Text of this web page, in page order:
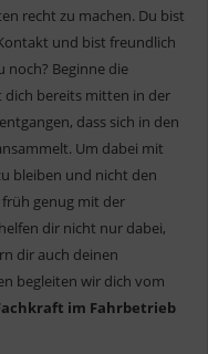
recht zu machen. Du bist
und bist freundlich
noch? Beginne die
dich bereits mitten in der
dass sich in den
Um dabei mit
bleiben und nicht den
genug mit der
dir nicht nur dabei,
dir auch deinen
begleiten wir dich vom
im Fahrbetrieb